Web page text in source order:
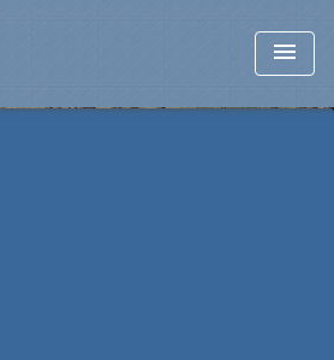
menu